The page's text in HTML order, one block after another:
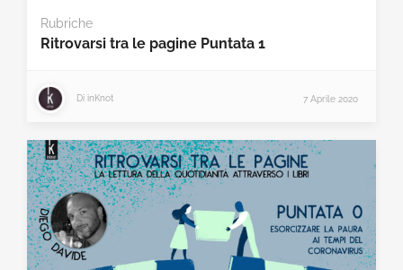
Rubriche
Ritrovarsi tra le pagine Puntata 1
Di inKnot 7 Aprile 2020